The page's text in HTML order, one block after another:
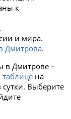
к
и мира.
Дмитрова.
в Дмитрове –
таблице на
Выберите